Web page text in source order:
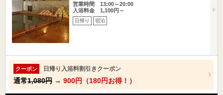
営業時間 13:00～20:00
入浴料金 1,100円～
日帰り 宿泊
クーポン 日帰り入浴料割引きクーポン
通常1,080円 → 900円（180円お得！）